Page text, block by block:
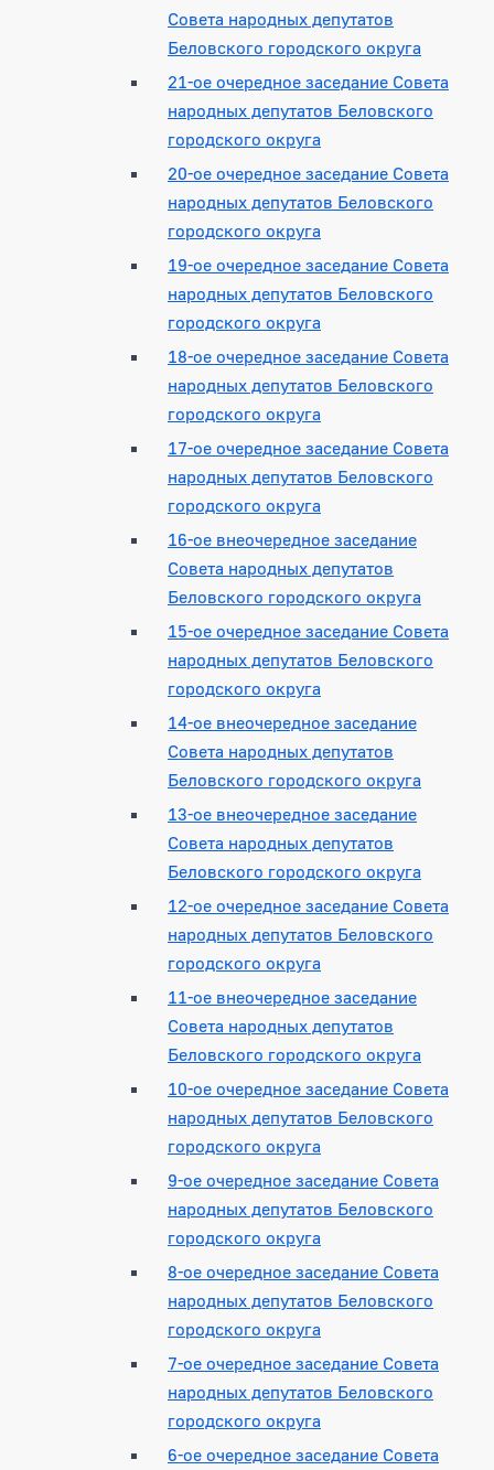
Совета народных депутатов
Беловского городского округа
21-ое очередное заседание Совета
народных депутатов Беловского
городского округа
20-ое очередное заседание Совета
народных депутатов Беловского
городского округа
19-ое очередное заседание Совета
народных депутатов Беловского
городского округа
18-ое очередное заседание Совета
народных депутатов Беловского
городского округа
17-ое очередное заседание Совета
народных депутатов Беловского
городского округа
16-ое внеочередное заседание
Совета народных депутатов
Беловского городского округа
15-ое очередное заседание Совета
народных депутатов Беловского
городского округа
14-ое внеочередное заседание
Совета народных депутатов
Беловского городского округа
13-ое внеочередное заседание
Совета народных депутатов
Беловского городского округа
12-ое очередное заседание Совета
народных депутатов Беловского
городского округа
11-ое внеочередное заседание
Совета народных депутатов
Беловского городского округа
10-ое очередное заседание Совета
народных депутатов Беловского
городского округа
9-ое очередное заседание Совета
народных депутатов Беловского
городского округа
8-ое очередное заседание Совета
народных депутатов Беловского
городского округа
7-ое очередное заседание Совета
народных депутатов Беловского
городского округа
6-ое очередное заседание Совета